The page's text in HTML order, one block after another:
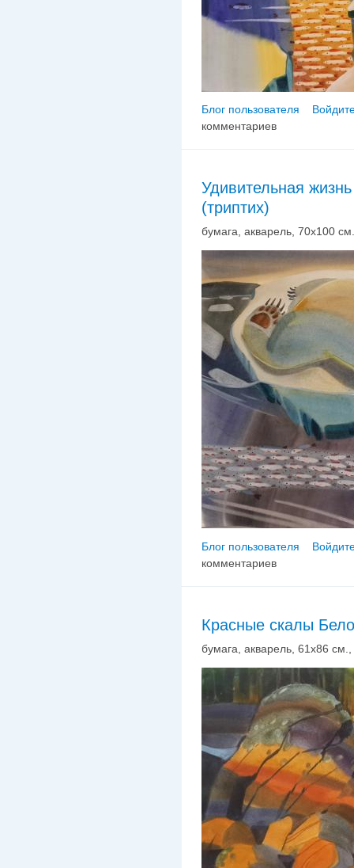
Блог пользователя
комментариев
Удивительная
(триптих)
бумага, акварель, 70х100
Блог пользователя
комментариев
Красные скалы
бумага, акварель, 61х86 см.,